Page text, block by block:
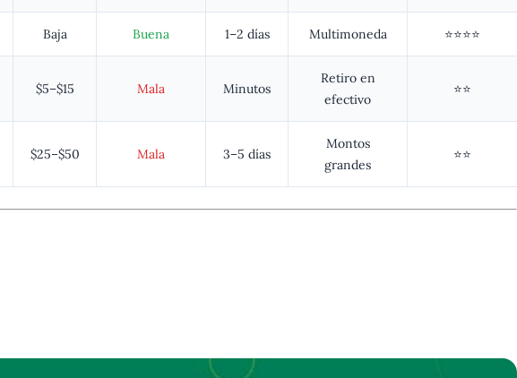
Baja Buena 1–2 días Multimoneda ⭐⭐⭐⭐
$5–$15 Mala Minutos
Retiro en
efectivo
⭐⭐
$25–$50 Mala 3–5 días
Montos
grandes
⭐⭐